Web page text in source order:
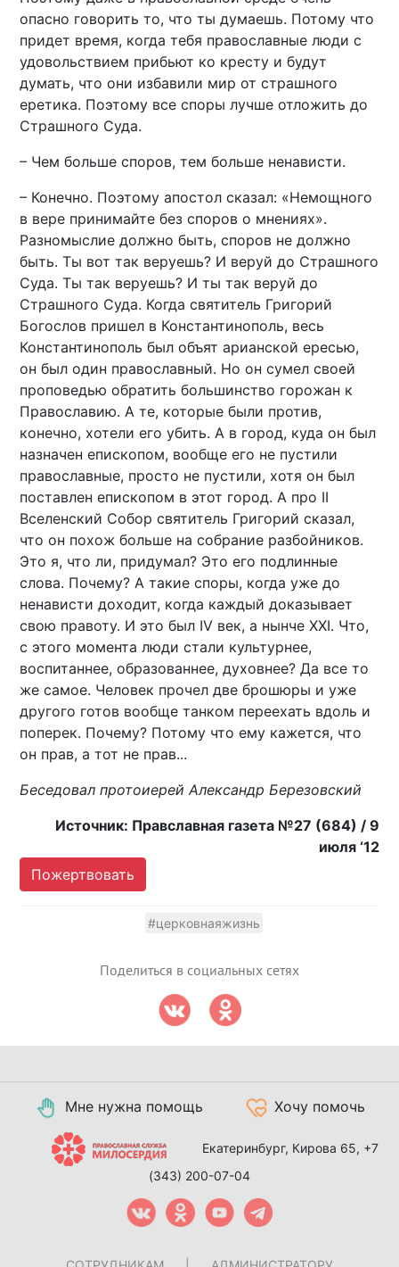
опасно говорить то, что ты думаешь. Потому что
придет время, когда тебя православные люди с
удовольствием прибьют ко кресту и будут
думать, что они избавили мир от страшного
еретика. Поэтому все споры лучше отложить до
Страшного Суда.
– Чем больше споров, тем больше ненависти.
– Конечно. Поэтому апостол сказал: «Немощного
в вере принимайте без споров о мнениях».
Разномыслие должно быть, споров не должно
быть. Ты вот так веруешь? И веруй до Страшного
Суда. Ты так веруешь? И ты так веруй до
Страшного Суда. Когда святитель Григорий
Богослов пришел в Константинополь, весь
Константинополь был объят арианской ересью,
он был один православный. Но он сумел своей
проповедью обратить большинство горожан к
Православию. А те, которые были против,
конечно, хотели его убить. А в город, куда он был
назначен епископом, вообще его не пустили
православные, просто не пустили, хотя он был
поставлен епископом в этот город. А про II
Вселенский Собор святитель Григорий сказал,
что он похож больше на собрание разбойников.
Это я, что ли, придумал? Это его подлинные
слова. Почему? А такие споры, когда уже до
ненависти доходит, когда каждый доказывает
свою правоту. И это был IV век, а нынче ХХI. Что,
с этого момента люди стали культурнее,
воспитаннее, образованнее, духовнее? Да все то
же самое. Человек прочел две брошюры и уже
другого готов вообще танком переехать вдоль и
поперек. Почему? Потому что ему кажется, что
он прав, а тот не прав...
Беседовал протоиерей Александр Березовский
Источник: Правславная газета №27 (684) / 9
июля ‘12
Пожертвовать
#церковнаяжизнь
Поделиться в социальных сетях
Мне нужна помощь Хочу помочь
Екатеринбург, Кирова 65, +7
(343) 200-07-04